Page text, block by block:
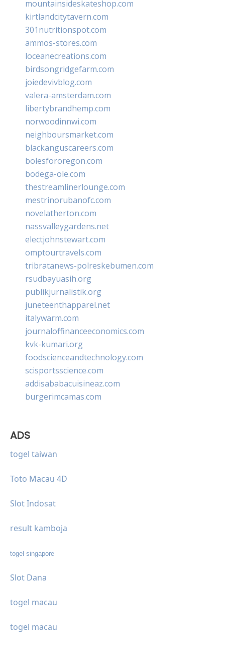
mountainsideskateshop.com
kirtlandcitytavern.com
301nutritionspot.com
ammos-stores.com
loceanecreations.com
birdsongridgefarm.com
joiedevivblog.com
valera-amsterdam.com
libertybrandhemp.com
norwoodinnwi.com
neighboursmarket.com
blackanguscareers.com
bolesfororegon.com
bodega-ole.com
thestreamlinerlounge.com
mestrinorubanofc.com
novelatherton.com
nassvalleygardens.net
electjohnstewart.com
omptourtravels.com
tribratanews-polreskebumen.com
rsudbayuasih.org
publikjurnalistik.org
juneteenthapparel.net
italywarm.com
journaloffinanceeconomics.com
kvk-kumari.org
foodscienceandtechnology.com
scisportsscience.com
addisababacuisineaz.com
burgerimcamas.com
ADS
togel taiwan
Toto Macau 4D
Slot Indosat
result kamboja
togel singapore
Slot Dana
togel macau
togel macau